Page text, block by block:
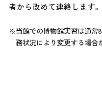
者から改めて連絡します。
当館での博物館実習は通常
務状況により変更する場合